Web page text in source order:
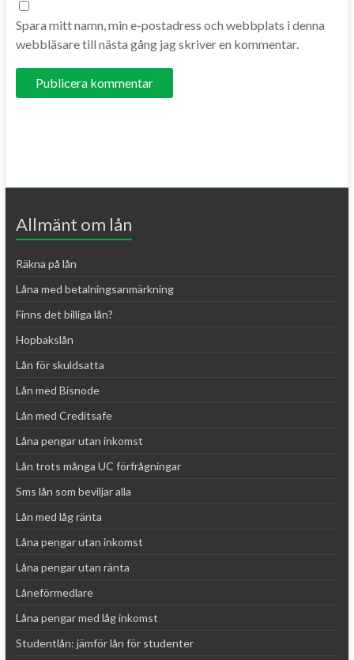
Spara mitt namn, min e-postadress och webbplats i denna
webbläsare till nästa gång jag skriver en kommentar.
r
n
a
i
v
e
Allmänt om lån
Räkna på lån
Låna med betalningsanmärkning
Finns det billiga lån?
Hopbakslån
Lån för skuldsatta
Lån med Bisnode
Lån med Creditsafe
Låna pengar utan inkomst
Lån trots många UC förfrågningar
Sms lån som beviljar alla
Lån med låg ränta
Låna pengar utan inkomst
Låna pengar utan ränta
Låneförmedlare
Låna pengar med låg inkomst
Studentlån: jämför lån för studenter